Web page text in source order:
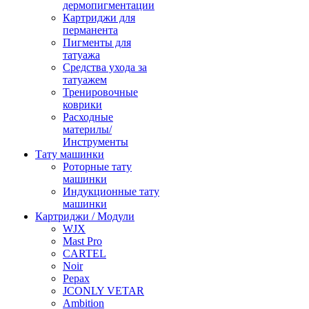
дермопигментации
Картриджи для
перманента
Пигменты для
татуажа
Средства ухода за
татуажем
Тренировочные
коврики
Расходные
материлы/
Инструменты
Тату машинки
Роторные тату
машинки
Индукционные тату
машинки
Картриджи / Модули
WJX
Mast Pro
CARTEL
Noir
Pepax
JCONLY VETAR
Ambition